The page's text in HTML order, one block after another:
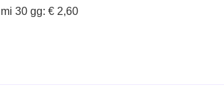
30 gg: € 2,60